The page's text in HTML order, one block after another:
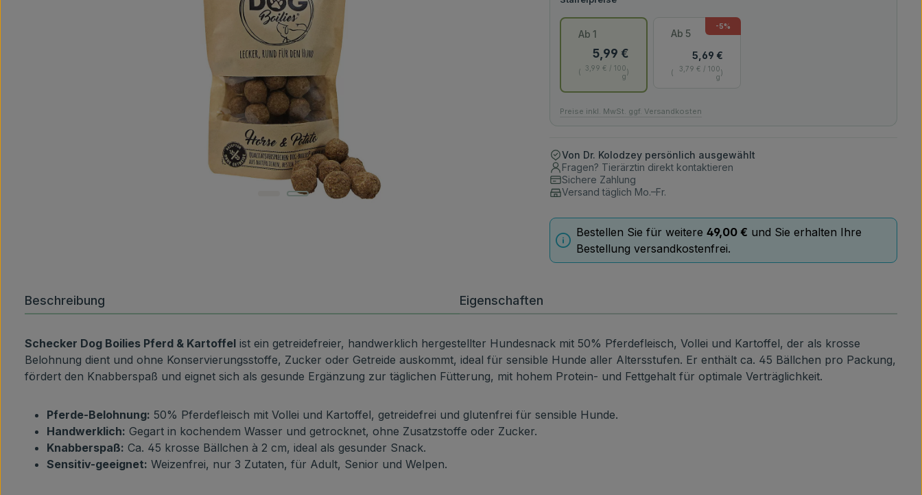
Ab 1
5,99 €
3,99 € / 100
g
Ab 5
-5%
5,69 €
3,79 € / 100
g
Preise inkl. MwSt. ggf. Versandkosten
Von Dr. Kolodzey persönlich ausgewählt
Fragen? Tierärztin direkt kontaktieren
Sichere Zahlung
Versand täglich Mo.–Fr.
Bestellen Sie für weitere49,00 € und Sie erhalten Ihre
Bestellung versandkostenfrei.
Beschreibung Eigenschaften
Schecker Dog Boilies Pferd & Kartoffel ist ein getreidefreier, handwerklich hergestellter Hundesnack mit 50% Pferdefleisch, Vollei und Kartoffel, der als krosse
Belohnung dient und ohne Konservierungsstoffe, Zucker oder Getreide auskommt, ideal für sensible Hunde aller Altersstufen. Er enthält ca. 45 Bällchen pro Packung,
fördert den Knabberspaß und eignet sich als gesunde Ergänzung zur täglichen Fütterung, mit hohem Protein- und Fettgehalt für optimale Verträglichkeit.
Pferde-Belohnung: 50% Pferdefleisch mit Vollei und Kartoffel, getreidefrei und glutenfrei für sensible Hunde.
Handwerklich: Gegart in kochendem Wasser und getrocknet, ohne Zusatzstoffe oder Zucker.
Knabberspaß: Ca. 45 krosse Bällchen à 2 cm, ideal als gesunder Snack.
Sensitiv-geeignet: Weizenfrei, nur 3 Zutaten, für Adult, Senior und Welpen.